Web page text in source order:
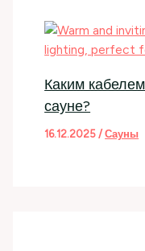
Каким
сауне?
16.12.2025/Сауны